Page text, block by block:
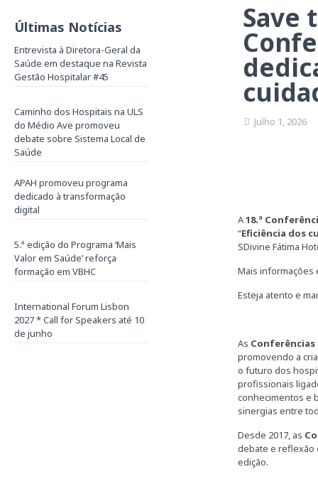
Save
Julho 1, 2026
A18.ª
“Eficiência dos
SDivine Fátima
Mais informações
Esteja atento e
As Conferências
promovendo a
o futuro dos
profissionais
conhecimentos e
sinergias entre
Desde 2017, as
debate e reflexão
edição.
Últimas Notícias
Entrevista à Diretora-Geral da
Saúde em destaque na Revista
Gestão Hospitalar #45
Caminho dos Hospitais na ULS
do Médio Ave promoveu
debate sobre Sistema Local de
Saúde
APAH promoveu programa
dedicado à transformação
digital
5.ª edição do Programa ‘Mais
Valor em Saúde’ reforça
formação em VBHC
International Forum Lisbon
2027 * Call for Speakers até 10
de junho